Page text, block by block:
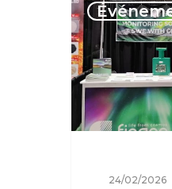
24/02/2026